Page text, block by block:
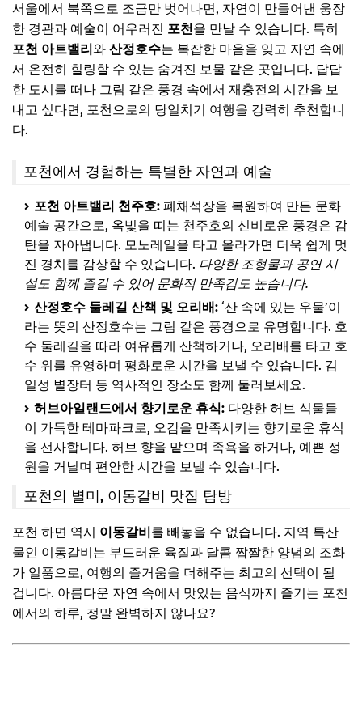
서울에서 북쪽으로 조금만 벗어나면, 자연이 만들어낸 웅장
한 경관과 예술이 어우러진 포천을 만날 수 있습니다. 특히
포천 아트밸리 와 산정호수는 복잡한 마음을 잊고 자연 속에
서 온전히 힐링할 수 있는 숨겨진 보물 같은 곳입니다. 답답
한 도시를 떠나 그림 같은 풍경 속에서 재충전의 시간을 보
내고 싶다면, 포천으로의 당일치기 여행을 강력히 추천합니
다.
포천에서 경험하는 특별한 자연과 예술
포천 아트밸리 천주호: 폐채석장을 복원하여 만든 문화
예술 공간으로, 옥빛을 띠는 천주호의 신비로운 풍경은 감
탄을 자아냅니다. 모노레일을 타고 올라가면 더욱 쉽게 멋
진 경치를 감상할 수 있습니다. 다양한 조형물과 공연 시
설도 함께 즐길 수 있어 문화적 만족감도 높습니다.
산정호수 둘레길 산책 및 오리배: ‘산 속에 있는 우물’이
라는 뜻의 산정호수는 그림 같은 풍경으로 유명합니다. 호
수 둘레길을 따라 여유롭게 산책하거나, 오리배를 타고 호
수 위를 유영하며 평화로운 시간을 보낼 수 있습니다. 김
일성 별장터 등 역사적인 장소도 함께 둘러보세요.
허브아일랜드에서 향기로운 휴식: 다양한 허브 식물들
이 가득한 테마파크로, 오감을 만족시키는 향기로운 휴식
을 선사합니다. 허브 향을 맡으며 족욕을 하거나, 예쁜 정
원을 거닐며 편안한 시간을 보낼 수 있습니다.
포천의 별미, 이동갈비 맛집 탐방
포천 하면 역시 이동갈비 를 빼놓을 수 없습니다. 지역 특산
물인 이동갈비는 부드러운 육질과 달콤 짭짤한 양념의 조화
가 일품으로, 여행의 즐거움을 더해주는 최고의 선택이 될
겁니다. 아름다운 자연 속에서 맛있는 음식까지 즐기는 포천
에서의 하루, 정말 완벽하지 않나요?